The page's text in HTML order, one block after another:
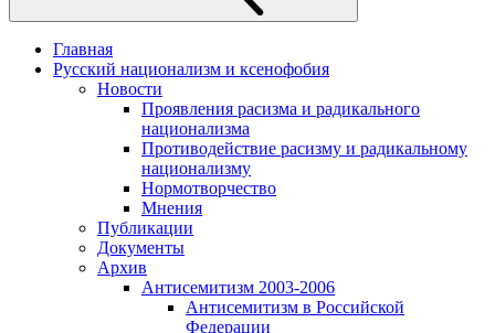
Главная
Русский национализм и ксенофобия
Новости
Проявления расизма и радикального
национализма
Противодействие расизму и радикальному
национализму
Нормотворчество
Мнения
Публикации
Документы
Архив
Антисемитизм 2003-2006
Антисемитизм в Российской
Федерации